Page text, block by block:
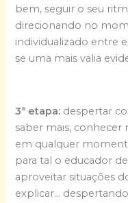
bem, seguir o seu
direcionando no
individualizado entre
se uma mais valia
3ª etapa: despertar
saber mais,
em qualquer
para tal o educador
aproveitar situações
explicar…